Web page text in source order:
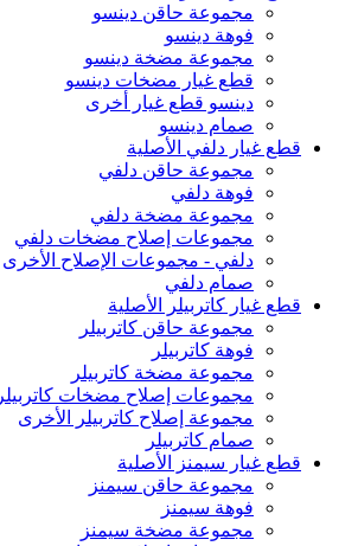
مجموعة حاقن دينسو
فوهة دينسو
مجموعة مضخة دينسو
قطع غيار مضخات دينسو
دينسو قطع غيار أخرى
صمام دينسو
قطع غيار دلفي الأصلية
مجموعة حاقن دلفي
فوهة دلفي
مجموعة مضخة دلفي
مجموعات إصلاح مضخات دلفي
دلفي - مجموعات الإصلاح الأخرى
صمام دلفي
قطع غيار كاتربيلر الأصلية
مجموعة حاقن كاتربيلر
فوهة كاتربيلر
مجموعة مضخة كاتربيلر
مجموعات إصلاح مضخات كاتربيلر
مجموعة إصلاح كاتربيلر الأخرى
صمام كاتربيلر
قطع غيار سيمنز الأصلية
مجموعة حاقن سيمنز
فوهة سيمنز
مجموعة مضخة سيمنز